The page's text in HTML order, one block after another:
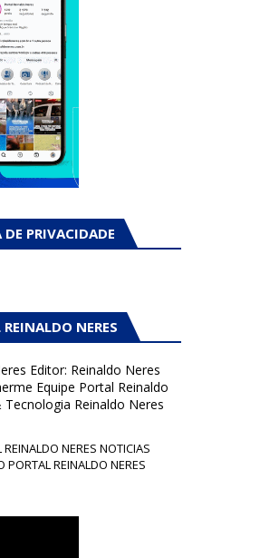
PRIVACIDADE
NERES
Editor: Reinaldo Neres
Equipe Portal Reinaldo
Reinaldo Neres
NERES NOTICIAS
PORTAL REINALDO NERES